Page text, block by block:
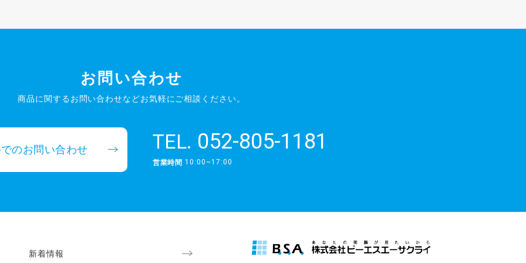
お問い合わせ
商品に関するお問い合わせなどお気軽にご相談ください。
のお問い合わせ TEL. 052-805-1181
営業時間 10:00~17:00
新着情報